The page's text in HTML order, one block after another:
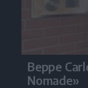
Beppe
Nomade»